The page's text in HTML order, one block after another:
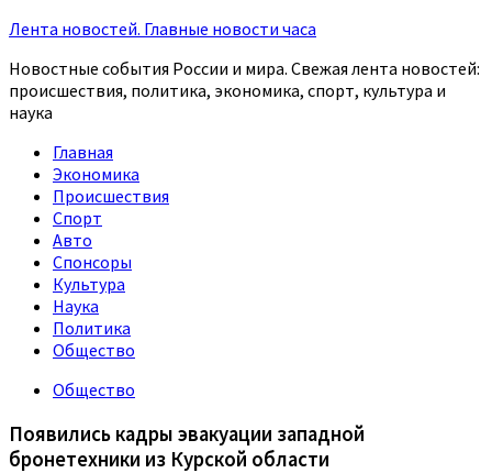
Лента новостей. Главные новости часа
Новостные события России и мира. Свежая лента новостей:
происшествия, политика, экономика, спорт, культура и
наука
Главная
Экономика
Происшествия
Спорт
Авто
Спонсоры
Культура
Наука
Политика
Общество
Общество
Появились кадры эвакуации западной
бронетехники из Курской области